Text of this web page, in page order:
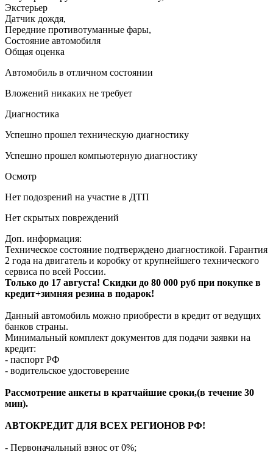
Экстерьер
Датчик дождя,
Передние противотуманные фары,
Состояние автомобиля
Общая оценка
Автомобиль в отличном состоянии
Вложений никаких не требует
Диагностика
Успешно прошел техническую диагностику
Успешно прошел компьютерную диагностику
Осмотр
Нет подозрений на участие в ДТП
Нет скрытых повреждений
Доп. информация:
Техническое состояние подтверждено диагностикой. Гарантия
2 года на двигатель и коробку от крупнейшего технического
сервиса по всей России.
Только до 17 августа! Скидки до 80 000 руб при покупке в
кредит+зимняя резина в подарок!
Данный автомобиль можно приобрести в кредит от ведущих
банков страны.
Минимальный комплект документов для подачи заявки на
кредит:
- паспорт РФ
- водительское удостоверение
Рассмотрение анкеты в кратчайшие сроки,(в течение 30
мин).
АВТОКРЕДИТ ДЛЯ ВСЕХ РЕГИОНОВ РФ!
- Первоначальный взнос от 0%;